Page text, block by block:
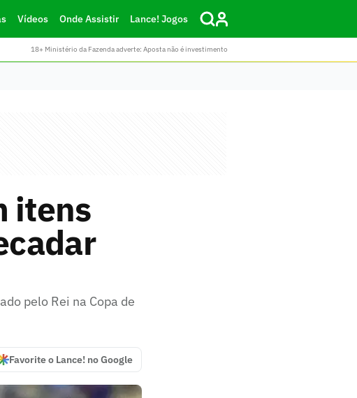
Vídeos Onde Assistir Lance! Jogos
18+ Ministério da Fazenda adverte: Aposta não é investimento
itens
pelo Rei na Copa de
Favorite o Lance! no Google